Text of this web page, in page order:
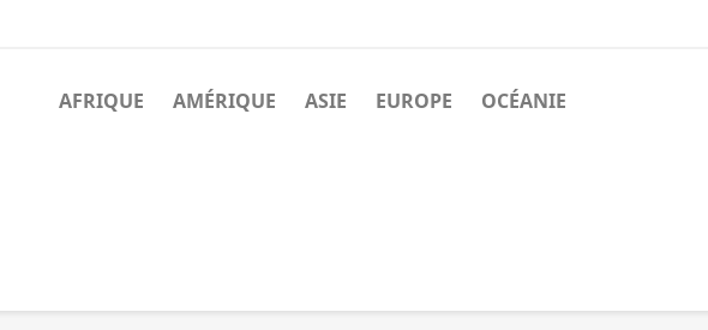
AFRIQUE AMÉRIQUE ASIE EUROPE OCÉANIE